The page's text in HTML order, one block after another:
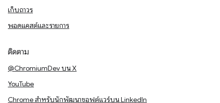
เก็บถาวร
พอดแคสต์และรายการ
ติดตาม
@ChromiumDev บน X
YouTube
Chrome สำหรับนักพัฒนาซอฟต์แวร์บน LinkedIn